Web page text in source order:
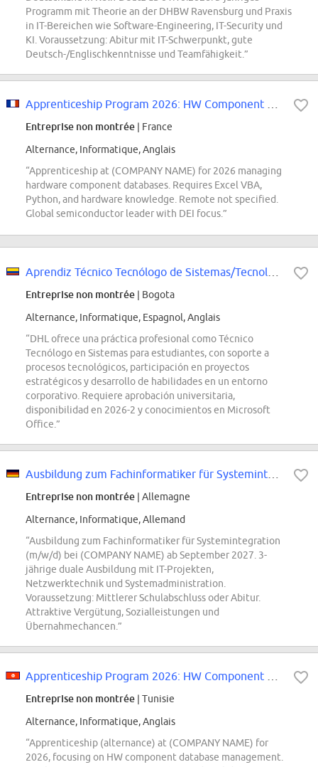
Programm mit Theorie an der DHBW Ravensburg und Praxis
in IT-Bereichen wie Software-Engineering, IT-Security und
KI. Voraussetzung: Abitur mit IT-Schwerpunkt, gute
Deutsch-/Englischkenntnisse und Teamfähigkeit.”
Entreprise non montrée | France
Alternance, Informatique, Anglais
“Apprenticeship at (COMPANY NAME) for 2026 managing
hardware component databases. Requires Excel VBA,
Python, and hardware knowledge. Remote not specified.
Global semiconductor leader with DEI focus.”
Entreprise non montrée | Bogota
Alternance, Informatique, Espagnol, Anglais
“DHL ofrece una práctica profesional como Técnico
Tecnólogo en Sistemas para estudiantes, con soporte a
procesos tecnológicos, participación en proyectos
estratégicos y desarrollo de habilidades en un entorno
corporativo. Requiere aprobación universitaria,
disponibilidad en 2026-2 y conocimientos en Microsoft
Office.”
Entreprise non montrée | Allemagne
Alternance, Informatique, Allemand
“Ausbildung zum Fachinformatiker für Systemintegration
(m/w/d) bei (COMPANY NAME) ab September 2027. 3-
jährige duale Ausbildung mit IT-Projekten,
Netzwerktechnik und Systemadministration.
Voraussetzung: Mittlerer Schulabschluss oder Abitur.
Attraktive Vergütung, Sozialleistungen und
Übernahmechancen.”
Entreprise non montrée | Tunisie
Alternance, Informatique, Anglais
“Apprenticeship (alternance) at (COMPANY NAME) for
2026, focusing on HW component database management.